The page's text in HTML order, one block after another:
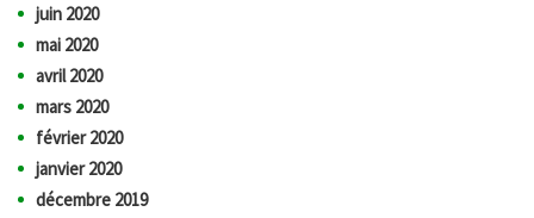
juin 2020
mai 2020
avril 2020
mars 2020
février 2020
janvier 2020
décembre 2019